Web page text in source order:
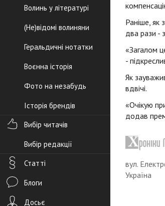
Волинь у літературі
(Не)відомі волиняни
Геральдичні нотатки
Воєнна історія
Фото на незабудь
Історія брендів
Вибір читачів
Вибір редакції
Статті
Блоги
Досьє
Раніше, як
два рази -
«Загалом
-
Як
вдвічі.
«Очікую
додав
вул.
Україна